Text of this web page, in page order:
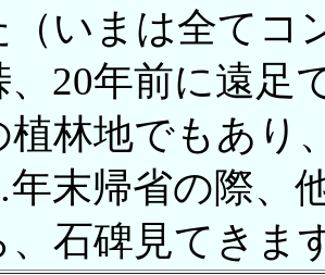
（いまは全て
、20年前に遠足
植林地でもあり
末帰省の際、
、石碑見てきま